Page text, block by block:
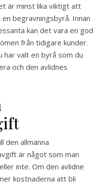
är minst lika viktigt att
begravningsbyrå. Innan
kan det vara en god
från tidigare kunder.
valt en byrå som du
och den avlidnes
den allmänna
är något som man
inte. Om den avlidne
kostnaderna att bli